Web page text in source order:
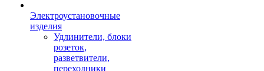
Электроустановочные
изделия
Удлинители, блоки
розеток,
разветвители,
переходники